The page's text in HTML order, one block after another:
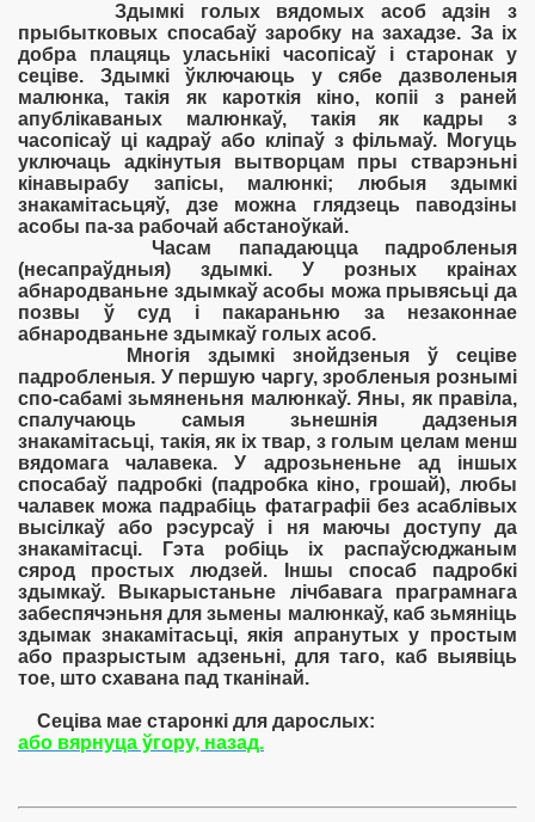
Здымкі голых вядомых асоб адзін з
прыбытковых спосабаў заробку на захадзе. За іх
добра плацяць уласьнікі часопісаў і старонак у
сеціве. Здымкі ўключаюць у сябе дазволеныя
малюнка, такія як кароткія кіно, копіі з раней
апублікаваных малюнкаў, такія як кадры з
часопісаў ці кадраў або кліпаў з фільмаў. Могуць
уключаць адкінутыя вытворцам пры стварэньні
кінавырабу запісы, малюнкі; любыя здымкі
знакамітасьцяў, дзе можна глядзець паводзіны
асобы па-за рабочай абстаноўкай.
Часам пападаюцца падробленыя
(несапраўдныя) здымкі. У розных краінах
абнародваньне здымкаў асобы можа прывясьці да
позвы ў суд і пакараньню за незаконнае
абнародваньне здымкаў голых асоб.
Многія здымкі знойдзеныя ў сеціве
падробленыя. У першую чаргу, зробленыя рознымі
спо-сабамі зьмяненьня малюнкаў. Яны, як правіла,
спалучаюць самыя зьнешнія дадзеныя
знакамітасьці, такія, як іх твар, з голым целам менш
вядомага чалавека. У адрозьненьне ад іншых
спосабаў падробкі (падробка кіно, грошай), любы
чалавек можа падрабіць фатаграфіі без асаблівых
высілкаў або рэсурсаў і ня маючы доступу да
знакамітасці. Гэта робіць іх распаўсюджаным
сярод простых людзей. Іншы спосаб падробкі
здымкаў. Выкарыстаньне лічбавага праграмнага
забеспячэньня для зьмены малюнкаў, каб зьмяніць
здымак знакамітасьці, якія апранутых у простым
або празрыстым адзеньні, для таго, каб выявіць
тое, што схавана пад тканінай.
Сеціва мае старонкі для дарослых:
або вярнуца ўгору, назад.